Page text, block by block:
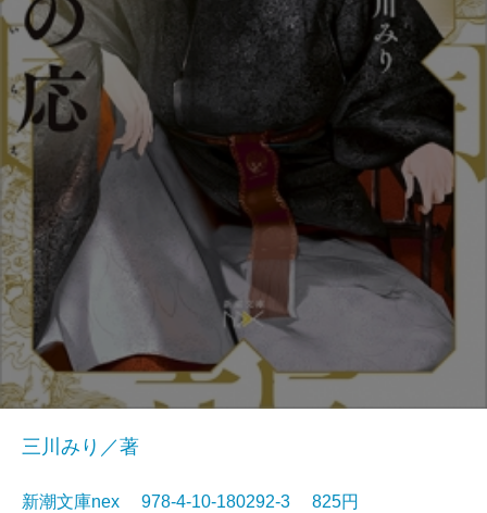
三川みり／著
新潮文庫nex 978-4-10-180292-3 825円